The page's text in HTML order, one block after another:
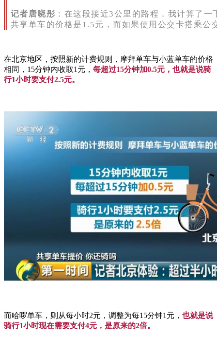
记者唐晓彤 ：在这段接近3公里的路程，我计算了
共享单车的价格是1.5元，而如果使用公交卡搭乘公
在北京地区，按照新的计费规则，摩拜单车与小蓝单车的价格
相同，15分钟内收取1元， 每超过15分钟加0.5元，也就是说骑
行1小时要支付2.5元。
而哈啰单车，则从每小时2元，调整为每15分钟1元， 也就是说
骑行1小时现在需要支付4元，是原来的2倍。